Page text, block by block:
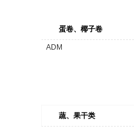
蛋卷、椰子卷
ADM
蔬、果干类